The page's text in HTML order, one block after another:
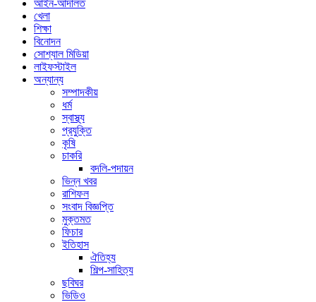
আইন-আদালত
খেলা
শিক্ষা
বিনোদন
সোশ্যাল মিডিয়া
লাইফস্টাইল
অন্যান্য
সম্পাদকীয়
ধর্ম
স্বাস্থ্য
প্রযুক্তি
কৃষি
চাকরি
বদলি-পদায়ন
ভিন্ন খবর
রাশিফল
সংবাদ বিজ্ঞপ্তি
মুক্তমত
ফিচার
ইতিহাস
ঐতিহ্য
শিল্প-সাহিত্য
ছবিঘর
ভিডিও